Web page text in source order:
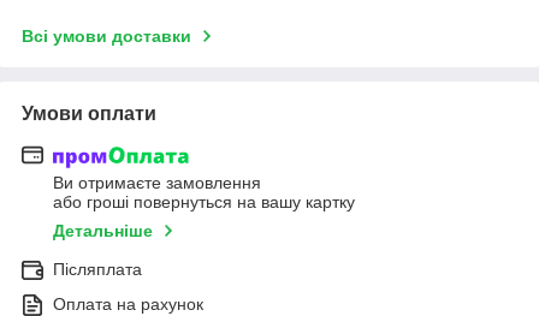
Всі умови доставки
Умови оплати
Ви отримаєте замовлення
або гроші повернуться на вашу картку
Детальніше
Післяплата
Оплата на рахунок